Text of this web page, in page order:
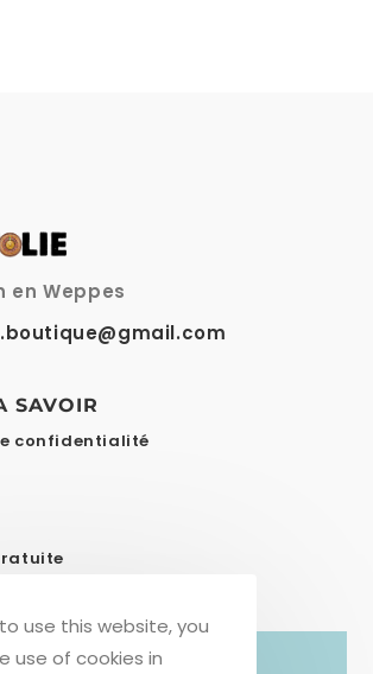
en Weppes
SAVOIR
confidentialité
– LILIE FOLIE
use this website, you
use of cookies in